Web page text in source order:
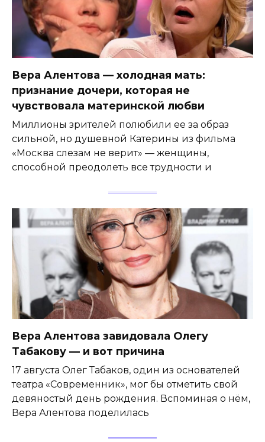
Вера Алентова — холодная мать:
признание дочери, которая не
чувствовала материнской любви
Миллионы зрителей полюбили ее за образ
сильной, но душевной Катерины из фильма
«Москва слезам не верит» — женщины,
способной преодолеть все трудности и
Вера Алентова завидовала Олегу
Табакову — и вот причина
17 августа Олег Табаков, один из основателей
театра «Современник», мог бы отметить свой
девяностый день рождения. Вспоминая о нём,
Вера Алентова поделилась